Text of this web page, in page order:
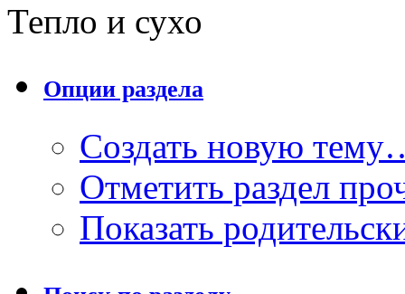
Тепло и сухо
Опции раздела
Создать новую
Отметить раздел
Показать